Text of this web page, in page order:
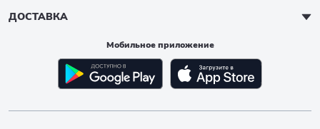
ДОСТАВКА
Мобильное приложение